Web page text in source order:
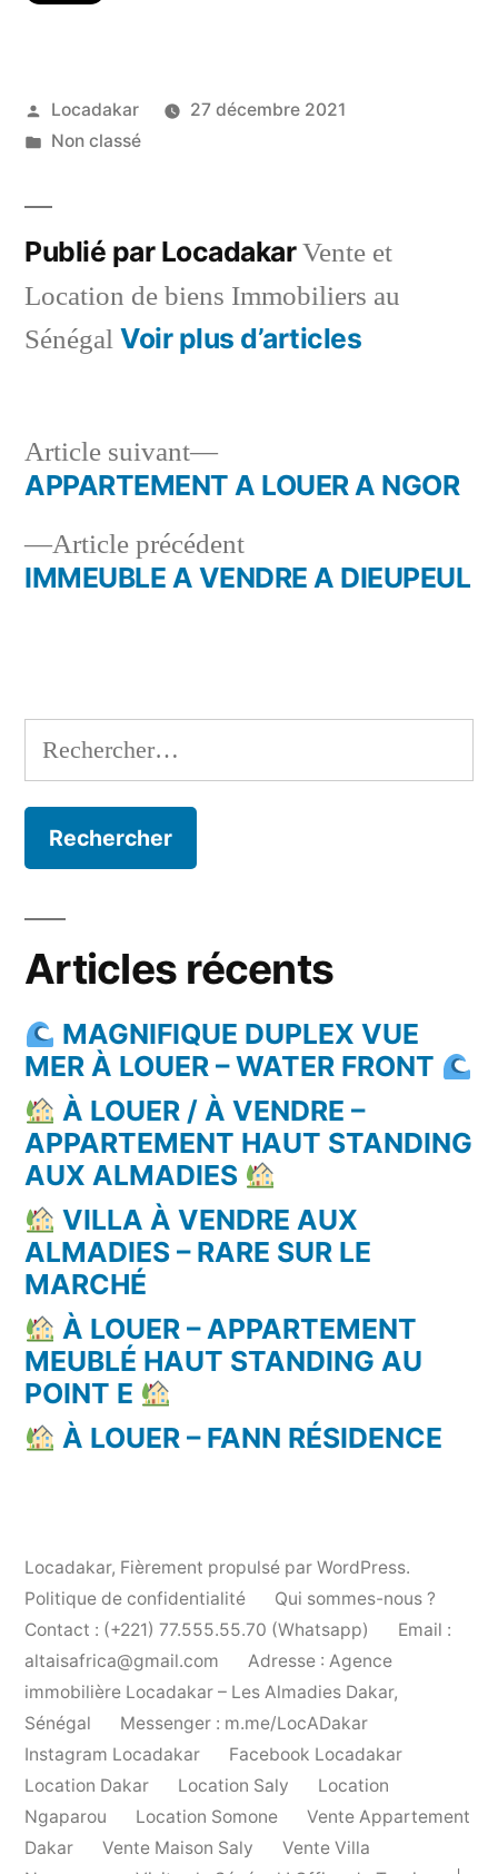
Publié
par
Locadakar
27 décembre 2021
Publié
Non classé
Publié par LocadakarVente et
Location de biens Immobiliers au
Sénégal Voir plus d’articles
Navigation
deArticle précédentArticle
précédent :
IMMEUBLE A VENDRE A DIEUPEUL
Article suivant
Article
suivant :
APPARTEMENT A LOUER A NGOR
Rechercher :
Articles récents
MAGNIFIQUE DUPLEX VUE
MER À LOUER – WATER FRONT
À LOUER / À VENDRE –
APPARTEMENT HAUT STANDING
AUX ALMADIES
VILLA À VENDRE AUX
ALMADIES – RARE SUR LE
MARCHÉ
À LOUER – APPARTEMENT
MEUBLÉ HAUT STANDING AU
POINT E
À LOUER – FANN RÉSIDENCE
Locadakar, Fièrement propulsé par WordPress.
Politique de confidentialité
Qui sommes-nous ?
Contact : (+221) 77.555.55.70 (Whatsapp)
Email :
altaisafrica@gmail.com
Adresse : Agence
immobilière Locadakar – Les Almadies Dakar,
Sénégal
Messenger : m.me/LocADakar
Instagram Locadakar
Facebook Locadakar
Location Dakar
Location Saly
Location
Ngaparou
Location Somone
Vente Appartement
Dakar
Vente Maison Saly
Vente Villa